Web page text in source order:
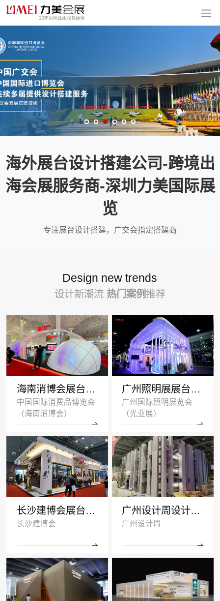
海外展台设计搭建公司-跨境出
海会展服务商-深圳力美国际展
览
专注展台设计搭建，广交会指定搭建商
Design new trends
设计新潮流 热门案例 推荐
海南消博会展台设计搭建案例-王府井集团-深圳展示设计公司
中国国际消费品博览会
（海南消博会）
广州照明展展台设计搭建案例 -沐光无主灯
广州国际照明展览会
（光亚展）
长沙建博会展台搭建案例-诺拓铝材
长沙建博会
广州设计周设计搭建案例-卡布奇诺瓷砖
广州设计周